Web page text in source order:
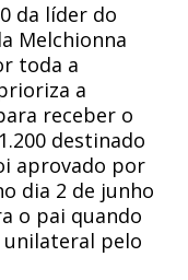
da líder do
Melchionna
toda a
a
receber o
destinado
aprovado por
dia 2 de junho
o pai quando
pelo